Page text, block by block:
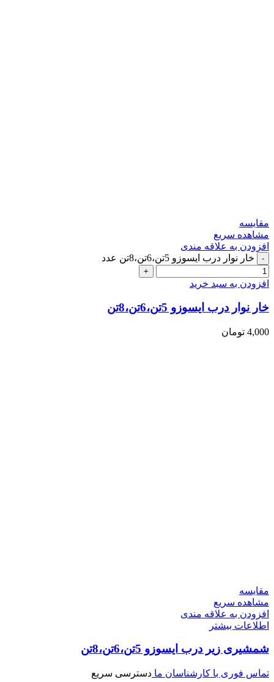
مقایسه
مشاهده سریع
افزودن به علاقه مندی
خار نوار درب ایسوزو 5تن،6تن،8تن عدد
افزودن به سبد خرید
خار نوار درب ایسوزو 5تن،6تن،8تن
4,000 تومان
مقایسه
مشاهده سریع
افزودن به علاقه مندی
اطلاعات بیشتر
شمشیری زیر درب ایسوزو 5تن،6تن،8تن
تماس فوری با کارشناسان ما دسترسی سریع